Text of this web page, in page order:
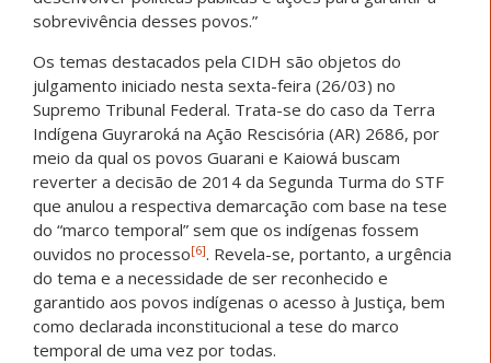
sobrevivência desses povos.”
Os temas destacados pela CIDH são objetos do
julgamento iniciado nesta sexta-feira (26/03) no
Supremo Tribunal Federal. Trata-se do caso da Terra
Indígena Guyraroká na Ação Rescisória (AR) 2686, por
meio da qual os povos Guarani e Kaiowá buscam
reverter a decisão de 2014 da Segunda Turma do STF
que anulou a respectiva demarcação com base na tese
do “marco temporal” sem que os indígenas fossem
ouvidos no processo[6]. Revela-se, portanto, a urgência
do tema e a necessidade de ser reconhecido e
garantido aos povos indígenas o acesso à Justiça, bem
como declarada inconstitucional a tese do marco
temporal de uma vez por todas.